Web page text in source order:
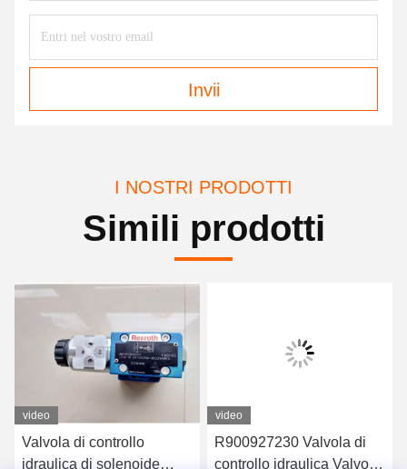
Invii
I NOSTRI PRODOTTI
Simili prodotti
video
Valvola di controllo
idraulica di solenoide
video
R900927230 Valvola di
controllo idraulica Valvola